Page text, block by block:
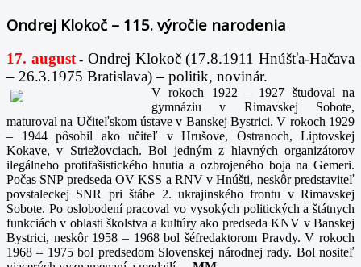
Ondrej Klokoč – 115. výročie narodenia
17. august- Ondrej Klokoč (17.8.1911 Hnúšťa-Hačava
– 26.3.1975 Bratislava) – politik, novinár.
V rokoch 1922 – 1927 študoval na
gymnáziu v Rimavskej Sobote,
maturoval na Učiteľskom ústave v Banskej Bystrici. V rokoch 1929
– 1944 pôsobil ako učiteľ v Hrušove, Ostranoch, Liptovskej
Kokave, v Striežovciach. Bol jedným z hlavných organizátorov
ilegálneho protifašistického hnutia a ozbrojeného boja na Gemeri.
Počas SNP predseda OV KSS a RNV v Hnúšti, neskôr predstaviteľ
povstaleckej SNR pri štábe 2. ukrajinského frontu v Rimavskej
Sobote. Po oslobodení pracoval vo vysokých politických a štátnych
funkciách v oblasti školstva a kultúry ako predseda KNV v Banskej
Bystrici, neskôr 1958 – 1968 bol šéfredaktorom Pravdy. V rokoch
1968 – 1975 bol predsedom Slovenskej národnej rady. Bol nositeľ